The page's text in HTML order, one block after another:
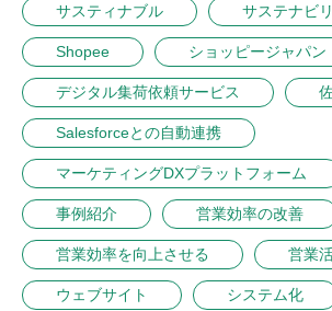
サスティナブル サステナビ
Shopee ショッピージャパン
デジタル集荷依頼サービス
Salesforceとの自動連携
マーケティングDXプラットフォーム
事例紹介 営業効率の改善
営業効率を向上させる 営業
ウェブサイト システム化